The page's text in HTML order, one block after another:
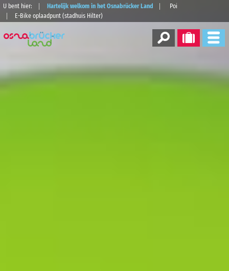
U bent hier: Hartelijk welkom in het Osnabrücker Land
Poi
E-Bike oplaadpunt (stadhuis Hilter)